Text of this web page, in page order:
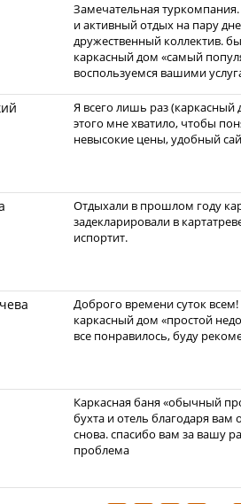
Замечательная
и активный отдых на пару
дружественный коллектив.
каркасный дом «самый
воспользуемся вашими
Я всего лишь раз (каркасный
этого мне хватило, чтобы
невысокие цены, удобный
Отдыхали в прошлом году
задекларировали в
испортит.
Доброго времени суток
каркасный дом «простой
все понравилось, буду
Каркасная баня «обычный
бухта и отель благодаря вам
снова. спасибо вам за вашу
проблема